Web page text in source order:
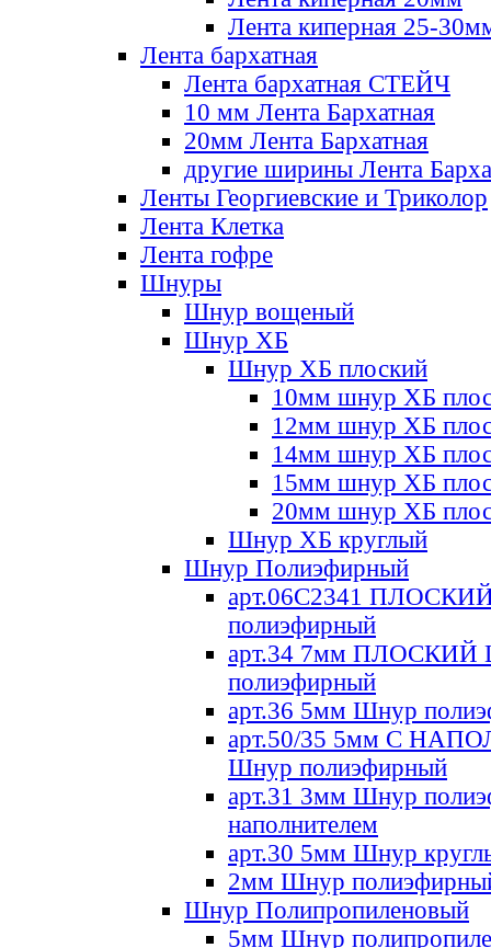
Лента киперная 25-
Лента бархатная
Лента бархатная СТЕЙЧ
10 мм Лента Бархатная
20мм Лента Бархатная
другие ширины Лента
Ленты Георгиевские и Триколор
Лента Клетка
Лента гофре
Шнуры
Шнур вощеный
Шнур ХБ
Шнур ХБ плоский
10мм шнур ХБ
12мм шнур ХБ
14мм шнур ХБ
15мм шнур ХБ
20мм шнур ХБ
Шнур ХБ круглый
Шнур Полиэфирный
арт.06С2341
полиэфирный
арт.34 7мм ПЛОСКИЙ
полиэфирный
арт.36 5мм Шнур
арт.50/35 5мм С
Шнур полиэфирный
арт.31 3мм Шнур
наполнителем
арт.30 5мм Шнур
2мм Шнур
Шнур Полипропиленовый
5мм Шнур